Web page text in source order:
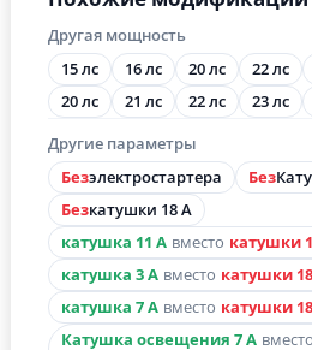
Другая мощность
15 лс 16 лс 20 лс 22 лс
20 лс
21 лс 22 лс 23 лс
Другие параметры
Безэлектростартера Без
Безкатушки 18 А
катушка 11 А вместо катушки
катушка 3 А вместо катушки
катушка 7 А вместо катушки
Катушка освещения 7 А вместо